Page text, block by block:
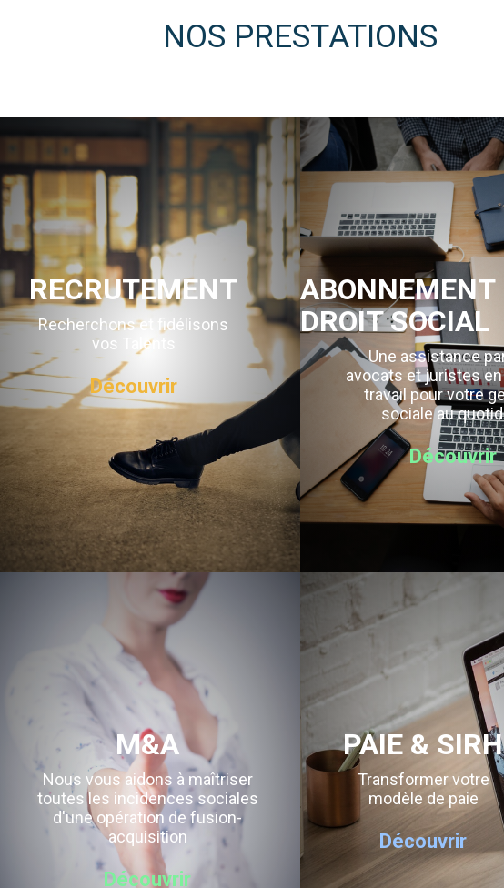
NOS PRESTATIONS
RECRUTEMENT
Recherchons et fidélisons
vos Talents
Découvrir
ABONNEMENT
DROIT SOCIAL
Une assistance
avocats et juristes
travail pour votre
sociale au
Découvrir
M&A
Nous vous aidons à maîtriser
toutes les incidences sociales
d'une opération de fusion-
acquisition
Découvrir
PAIE & SIRH
Transformer votre
modèle de paie
Découvrir